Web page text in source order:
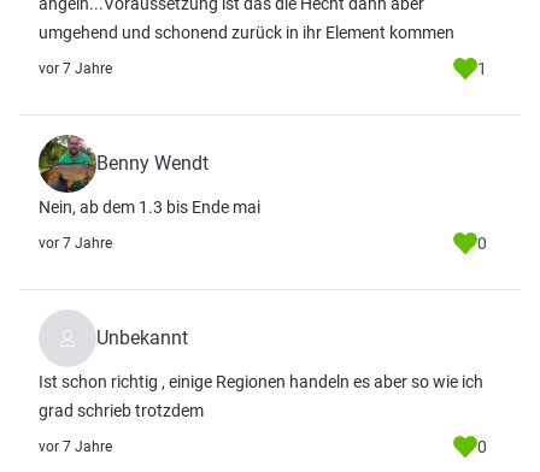
umgehend und schonend zurück in ihr Element kommen
vor 7 Jahre 1
Benny Wendt
Nein, ab dem 1.3 bis Ende mai
vor 7 Jahre 0
Unbekannt
Ist schon richtig , einige Regionen handeln es aber so wie ich
grad schrieb trotzdem
vor 7 Jahre 0